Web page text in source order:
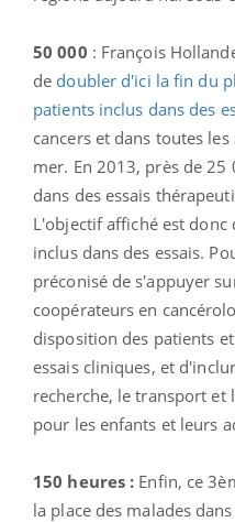
50 000 : François
de doubler d'ici la fin du
patients inclus dans des
cancers et dans toutes
mer. En 2013, près de
dans des essais
L'objectif affiché est
inclus dans des essais.
préconisé de s'appuyer
coopérateurs en
disposition des patients
essais cliniques, et
recherche, le transport
pour les enfants et leurs
150 heures : Enfin, ce
la place des malades